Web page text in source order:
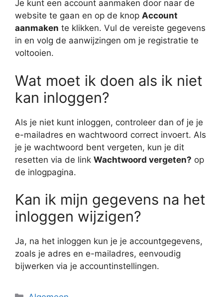
Je kunt een account aanmaken door naar de
website te gaan en op de knop Account
aanmaken te klikken. Vul de vereiste gegevens
in en volg de aanwijzingen om je registratie te
voltooien.
Wat moet ik doen als ik niet
kan inloggen?
Als je niet kunt inloggen, controleer dan of je je
e-mailadres en wachtwoord correct invoert. Als
je je wachtwoord bent vergeten, kun je dit
resetten via de link Wachtwoord vergeten? op
de inlogpagina.
Kan ik mijn gegevens na het
inloggen wijzigen?
Ja, na het inloggen kun je je accountgegevens,
zoals je adres en e-mailadres, eenvoudig
bijwerken via je accountinstellingen.